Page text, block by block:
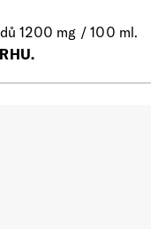
1200 mg / 100 ml.